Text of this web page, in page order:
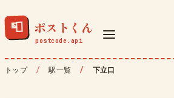
📮 ポストくん
トップ 駅一覧 下立口